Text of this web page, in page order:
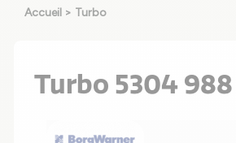
Accueil > Turbo
Turbo 5304